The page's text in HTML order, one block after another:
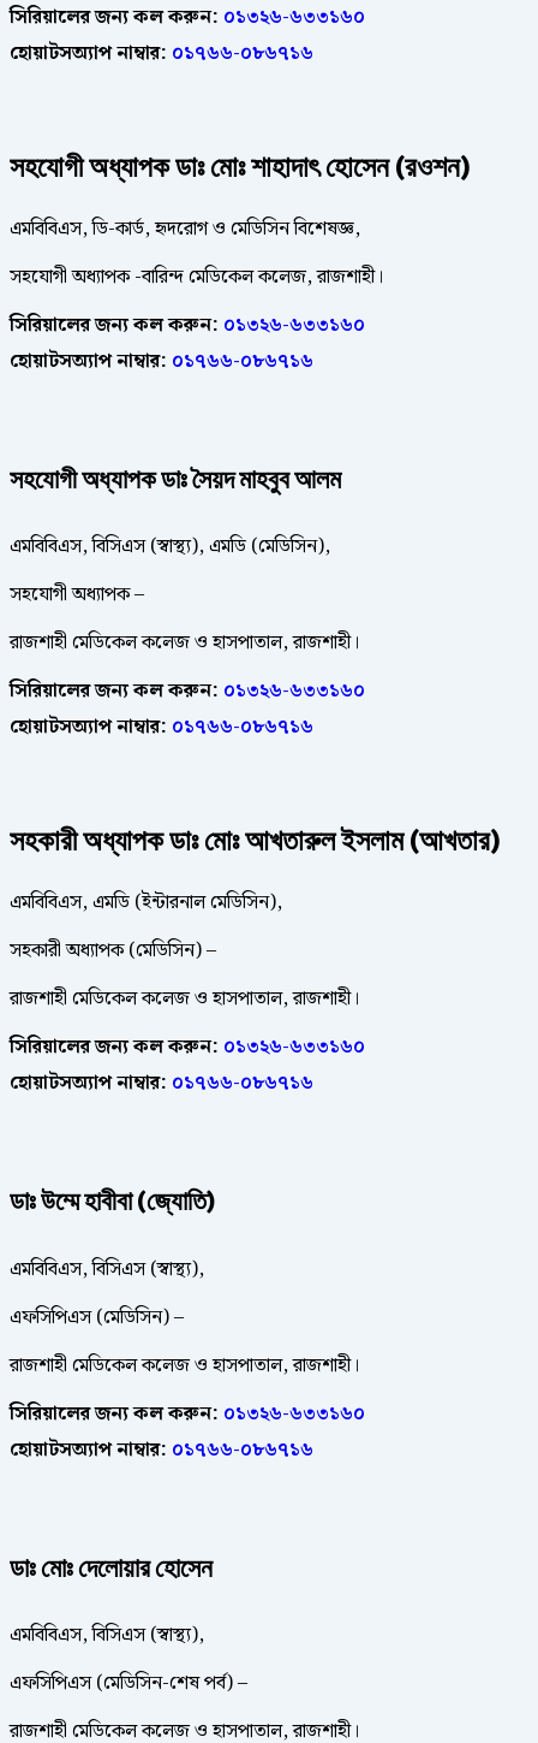
সিরিয়ালের জন্য কল করুন: ০১৩২৬-৬৩৩১৬০
হোয়াটসঅ্যাপ নাম্বার: ০১৭৬৬-০৮৬৭১৬
সহযোগী অধ্যাপক ডাঃ মোঃ শাহাদাৎ হোসেন (রওশন)
এমবিবিএস, ডি-কার্ড, হৃদরোগ ও মেডিসিন বিশেষজ্ঞ,
সহযোগী অধ্যাপক -বারিন্দ মেডিকেল কলেজ, রাজশাহী।
সিরিয়ালের জন্য কল করুন: ০১৩২৬-৬৩৩১৬০
হোয়াটসঅ্যাপ নাম্বার: ০১৭৬৬-০৮৬৭১৬
সহযোগী অধ্যাপক ডাঃ সৈয়দ মাহবুব আলম
এমবিবিএস, বিসিএস (স্বাস্থ্য), এমডি (মেডিসিন),
সহযোগী অধ্যাপক –
রাজশাহী মেডিকেল কলেজ ও হাসপাতাল, রাজশাহী।
সিরিয়ালের জন্য কল করুন: ০১৩২৬-৬৩৩১৬০
হোয়াটসঅ্যাপ নাম্বার: ০১৭৬৬-০৮৬৭১৬
সহকারী অধ্যাপক ডাঃ মোঃ আখতারুল ইসলাম (আখতার)
এমবিবিএস, এমডি (ইন্টারনাল মেডিসিন),
সহকারী অধ্যাপক (মেডিসিন) –
রাজশাহী মেডিকেল কলেজ ও হাসপাতাল, রাজশাহী।
সিরিয়ালের জন্য কল করুন: ০১৩২৬-৬৩৩১৬০
হোয়াটসঅ্যাপ নাম্বার: ০১৭৬৬-০৮৬৭১৬
ডাঃ উম্মে হাবীবা (জ্যোতি)
এমবিবিএস, বিসিএস (স্বাস্থ্য),
এফসিপিএস (মেডিসিন) –
রাজশাহী মেডিকেল কলেজ ও হাসপাতাল, রাজশাহী।
সিরিয়ালের জন্য কল করুন: ০১৩২৬-৬৩৩১৬০
হোয়াটসঅ্যাপ নাম্বার: ০১৭৬৬-০৮৬৭১৬
ডাঃ মোঃদেলোয়ার হোসেন
এমবিবিএস, বিসিএস (স্বাস্থ্য),
এফসিপিএস (মেডিসিন-শেষ পর্ব) –
রাজশাহী মেডিকেল কলেজ ও হাসপাতাল, রাজশাহী।